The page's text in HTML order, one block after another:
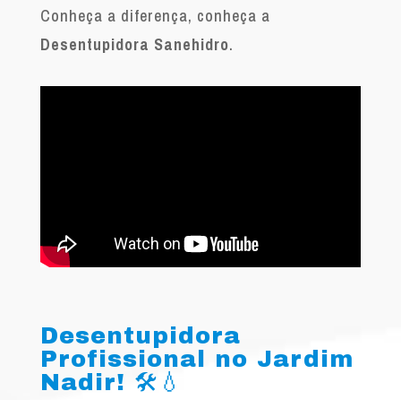
Conheça a diferença, conheça a
Desentupidora Sanehidro.
Desentupidora
Profissional no Jardim
Nadir! 🛠️💧